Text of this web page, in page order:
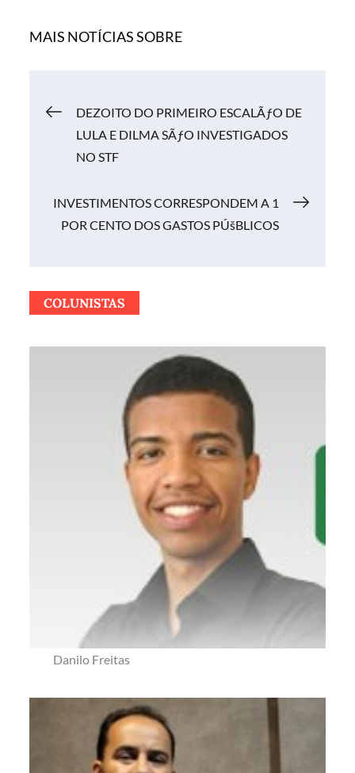
MAIS NOTÍCIAS SOBRE
Navegação
de
Post
DEZOITO DO PRIMEIRO ESCALÃƒO DE
LULA E DILMA SÃƒO INVESTIGADOS
NO STF
INVESTIMENTOS CORRESPONDEM A 1
POR CENTO DOS GASTOS PÚšBLICOS
COLUNISTAS
Danilo Freitas